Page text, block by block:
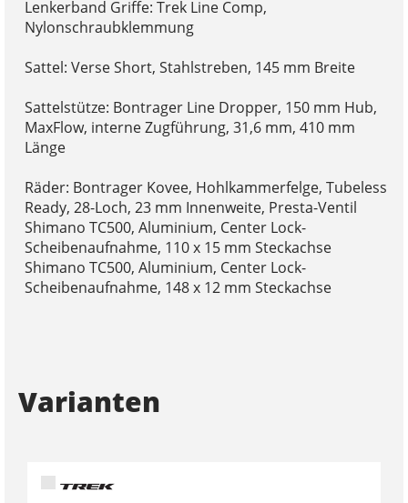
Lenkerband Griffe: Trek Line Comp,
Nylonschraubklemmung
Sattel: Verse Short, Stahlstreben, 145 mm Breite
Sattelstütze: Bontrager Line Dropper, 150 mm Hub,
MaxFlow, interne Zugführung, 31,6 mm, 410 mm
Länge
Räder: Bontrager Kovee, Hohlkammerfelge, Tubeless
Ready, 28-Loch, 23 mm Innenweite, Presta-Ventil
Shimano TC500, Aluminium, Center Lock-
Scheibenaufnahme, 110 x 15 mm Steckachse
Shimano TC500, Aluminium, Center Lock-
Scheibenaufnahme, 148 x 12 mm Steckachse
Varianten